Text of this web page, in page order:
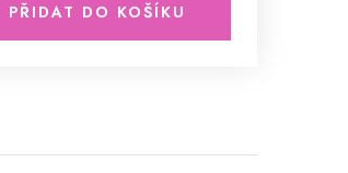
PŘIDAT DO KOŠÍKU